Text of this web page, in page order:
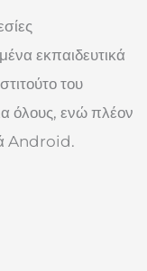
εκπαιδευτικά
του
όλους, ενώ πλέον
Android.